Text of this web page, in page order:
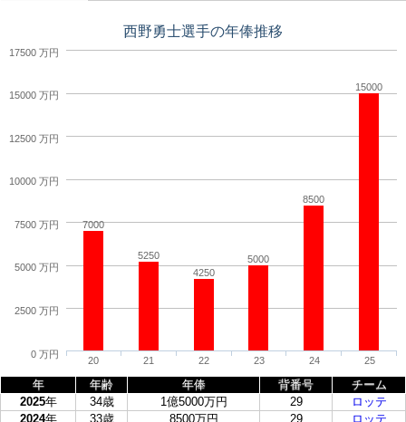
西野勇士選手の年俸推移
7000
5250
4250
5000
8500
15000
20 21 22 23 24 25
0 万円
2500 万円
5000 万円
7500 万円
10000 万円
12500 万円
15000 万円
17500 万円
年 年齢 年俸 背番号
チーム
2025年 34歳 1億5000万円 29
ロッテ
2024年 33歳 8500万円 29
ロッテ